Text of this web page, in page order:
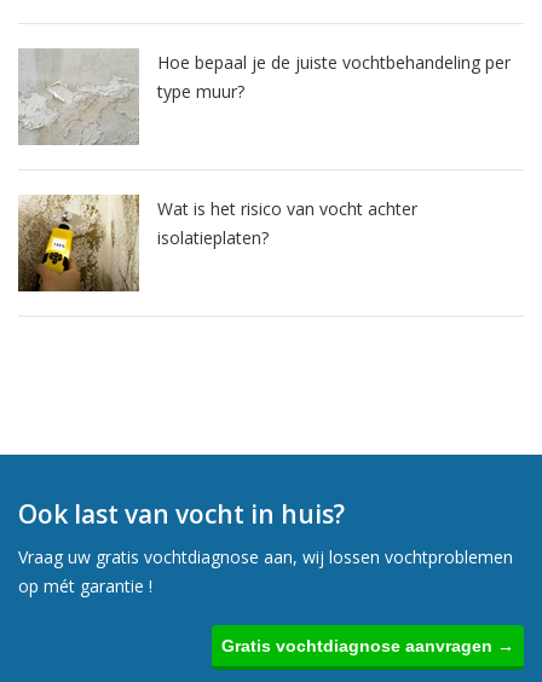
Hoe bepaal je de juiste vochtbehandeling per
type muur?
Wat is het risico van vocht achter
isolatieplaten?
Ook last van vocht in huis?
Vraag uw gratis vochtdiagnose aan, wij lossen vochtproblemen
op mét garantie !
Gratis vochtdiagnose aanvragen →